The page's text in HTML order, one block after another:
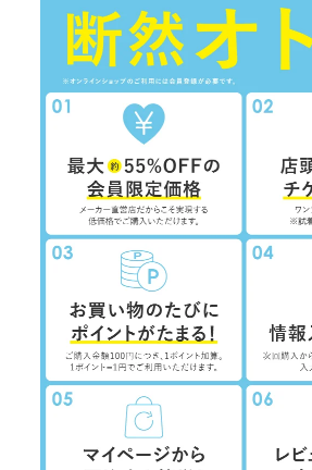
め。
お客様それぞれの嗜好に適合した情報発信やサービス
マーケティング分析に利用するため。
広告の効果測定を行うため。
2に定める共同利用及び同3に定める第三者への提供の
※なお、上記の利用目的は、当社が、第三者から取得した
広告の閲覧履歴、広告のクリック日時、当該広告を掲
情報（お客様の当該ウェブサイトにおける会員ID、会
ど）およびその分析結果等の個人関連情報を、当社が
員情報、購買情報など）と照合したうえで利用する場
2.第三者提供
当社は、お客様の個人情報については、個人情報の保
（下記2に定める共同利用を含みます。）のほか、お
第三者（日本国外にある者を含みます。）に提供しま
ただし、下記3の第三者提供については、お客様が本
て、当該第三者提供を同意したものとみなします。
当社は、以下のとおりお客様の個人情報を共同利用し
■共同して利用される個人情報の項目
ID及びパスワード
氏名、性別、生年月日、郵便番号、住所、メール
ウント情報、身体的特徴その他のお客様に関する
本人確認書類（運転免許証、健康保険証、住民票
及び当該書類に含まれる情報
ポイント、クーポン、キャッシュバックその他の
銀行口座情報、電子マネー、収納代行、代引きに
の方法に関する情報